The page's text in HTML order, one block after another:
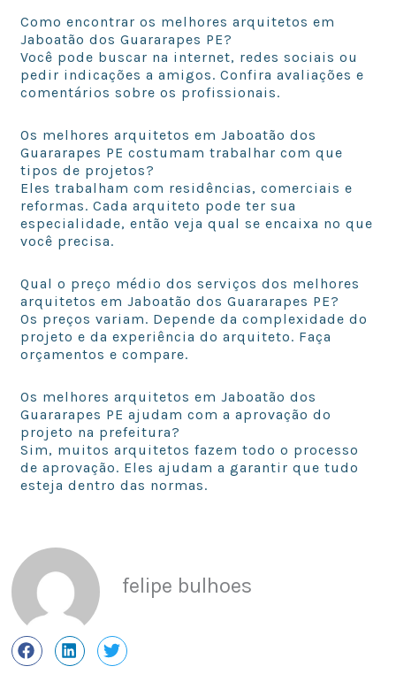
Como encontrar os melhores arquitetos em
Jaboatão dos Guararapes PE?
Você pode buscar na internet, redes sociais ou
pedir indicações a amigos. Confira avaliações e
comentários sobre os profissionais.
Os melhores arquitetos em Jaboatão dos
Guararapes PE costumam trabalhar com que
tipos de projetos?
Eles trabalham com residências, comerciais e
reformas. Cada arquiteto pode ter sua
especialidade, então veja qual se encaixa no que
você precisa.
Qual o preço médio dos serviços dos melhores
arquitetos em Jaboatão dos Guararapes PE?
Os preços variam. Depende da complexidade do
projeto e da experiência do arquiteto. Faça
orçamentos e compare.
Os melhores arquitetos em Jaboatão dos
Guararapes PE ajudam com a aprovação do
projeto na prefeitura?
Sim, muitos arquitetos fazem todo o processo
de aprovação. Eles ajudam a garantir que tudo
esteja dentro das normas.
felipe bulhoes